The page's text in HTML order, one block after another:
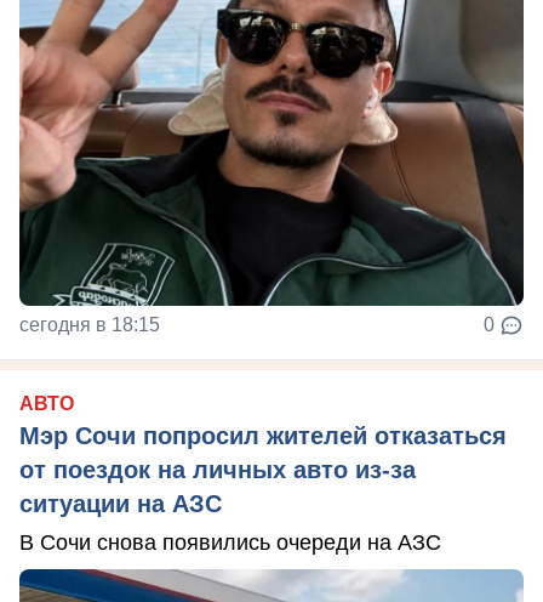
сегодня в 18:15 0
АВТО
Мэр Сочи попросил жителей отказаться
от поездок на личных авто из-за
ситуации на АЗС
В Сочи снова появились очереди на АЗС